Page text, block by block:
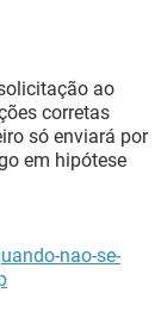
ao
corretas
só enviará por
em hipótese
nao-se-